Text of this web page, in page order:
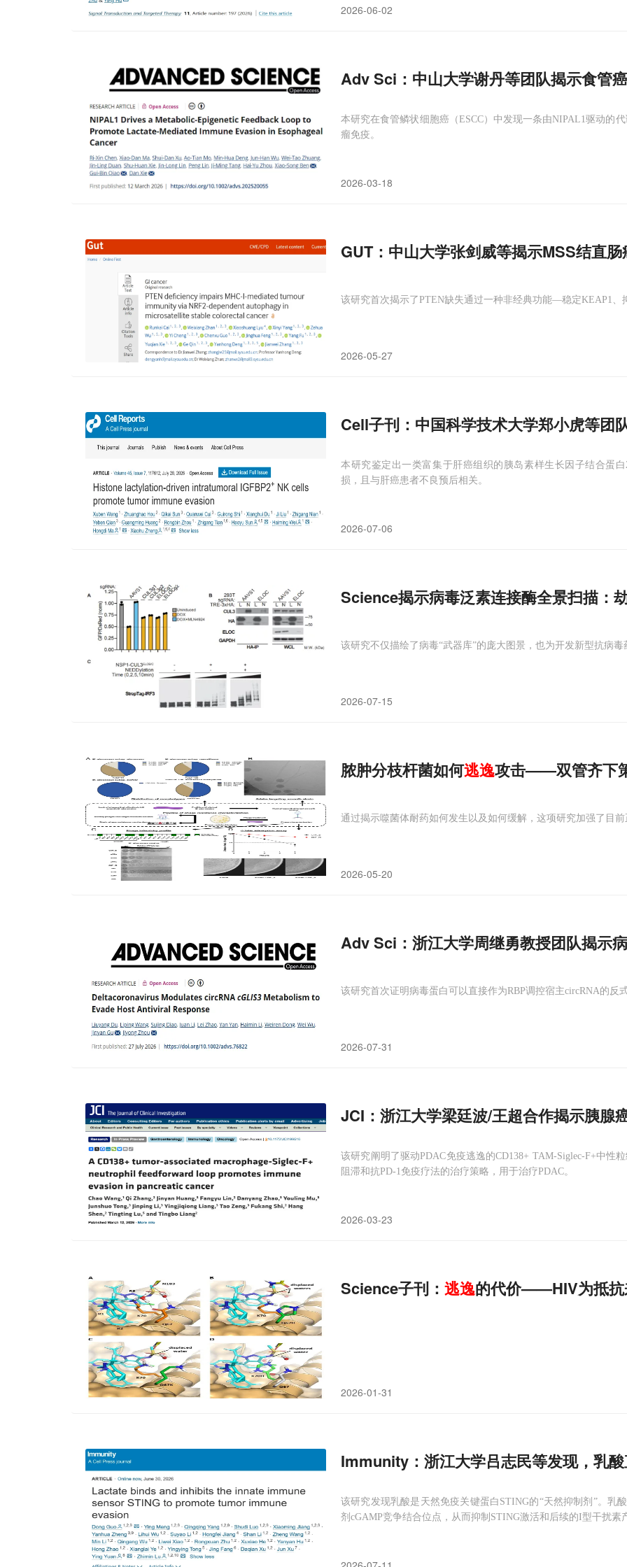
2026-06-02
Adv Sci：中山大学谢丹等团队揭示食管
本研究在食管鳞状细胞癌（ESCC）中发现一条由NIPAL1驱动的
瘤免疫。
2026-03-18
GUT：中山大学张剑威等揭示MSS结直
该研究首次揭示了PTEN缺失通过一种非经典功能—稳定KEAP1
2026-05-27
Cell子刊：中国科学技术大学郑小虎等团
本研究鉴定出一类富集于肝癌组织的胰岛素样生长因子结合蛋
损，且与肝癌患者不良预后相关。
2026-07-06
Science揭示病毒泛素连接酶全景扫描
该研究不仅描绘了病毒“武器库”的庞大图景，也为开发新型抗病
2026-07-15
脓肿分枝杆菌如何逃逸攻击——双管齐下
通过揭示噬菌体耐药如何发生以及如何缓解，这项研究加强了目
2026-05-20
Adv Sci：浙江大学周继勇教授团队揭示
该研究首次证明病毒蛋白可以直接作为RBP调控宿主circRNA的
2026-07-31
JCI：浙江大学梁廷波/王超合作揭示胰腺
该研究阐明了驱动PDAC免疫逃逸的CD138+ TAM-Siglec-F+中性
阻滞和抗PD-1免疫疗法的治疗策略，用于治疗PDAC。
2026-03-23
Science子刊： 逃逸的代价——HIV为抵抗
2026-01-31
Immunity：浙江大学吕志民等发现，乳
该研究发现乳酸是天然免疫关键蛋白STING的“天然抑制剂”。乳
剂cGAMP竞争结合位点，从而抑制STING激活和后续的I型干扰素